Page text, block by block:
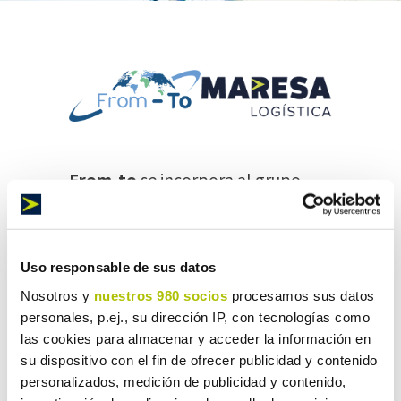
Uso responsable de sus datos
Nosotros y nuestros 980 socios procesamos sus datos
personales, p.ej., su dirección IP, con tecnologías como
las cookies para almacenar y acceder la información en
su dispositivo con el fin de ofrecer publicidad y contenido
personalizados, medición de publicidad y contenido,
From-to se incorpora al grupo
logístico y de transporte, con
capacidad de ofrecer soluciones de
alto valor añadido a sus clientes.
Maresa logísticacuenta con más
de 100 años de experiencia
acumulada y se han convertido en